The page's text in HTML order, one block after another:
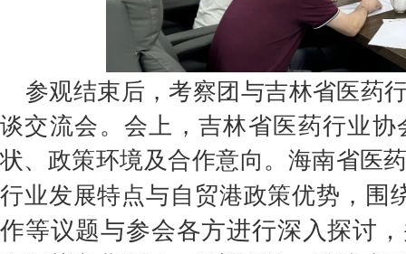
参观结束后，考察团与吉林省医药
谈交流会。会上，吉林省医药行业
状、政策环境及合作意向。海南省医
行业发展特点与自贸港政策优势， 围
作等议题与参会各方进行深入探讨